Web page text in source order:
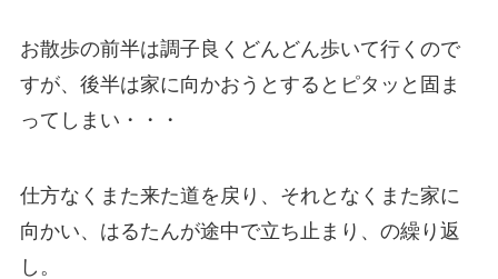
お散歩の前半は調子良くどんどん歩いて行くので
すが、後半は家に向かおうとするとピタッと固ま
ってしまい・・・
仕方なくまた来た道を戻り、それとなくまた家に
向かい、はるたんが途中で立ち止まり、の繰り返
し。